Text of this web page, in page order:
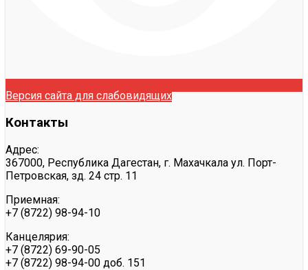
Версия сайта для слабовидящих
Контакты
Адрес:
367000, Республика Дагестан, г. Махачкала ул. Порт-
Петровская, зд. 24 стр. 11
Приемная:
+7 (8722) 98-94-10
Канцелярия:
+7 (8722) 69-90-05
+7 (8722) 98-94-00 доб. 151